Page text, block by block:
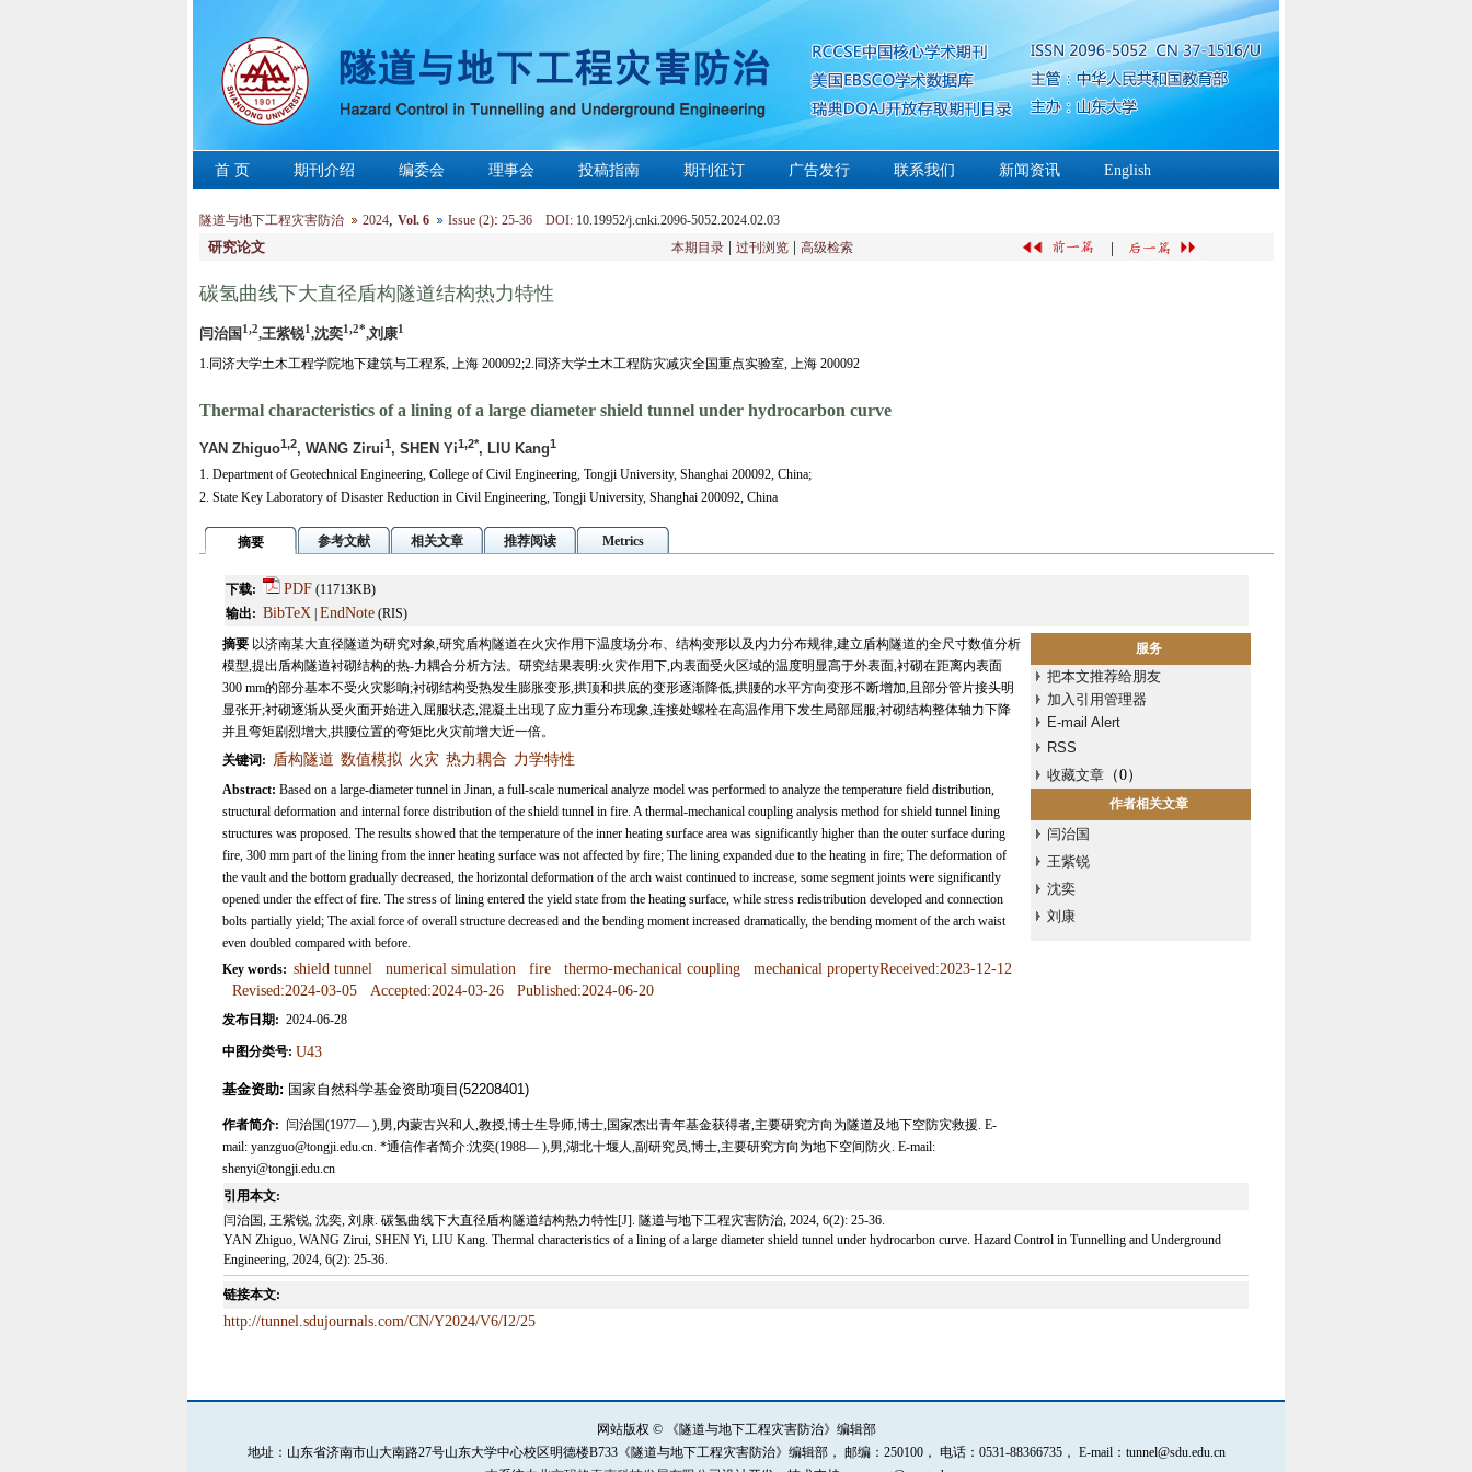
首 页 期刊介绍 编委会 理事会 投稿指南 期刊征订 广告发行 联系我们 新闻资讯 English
隧道与地下工程灾害防治 2024, Vol. 6 Issue (2): 25-36 DOI: 10.19952/j.cnki.2096-5052.2024.02.03
研究论文 本期目录 过刊浏览 高级检索
碳氢曲线下大直径盾构隧道结构热力特性
闫治国1,2,王紫锐1,沈奕1,2*,刘康1
1.同济大学土木工程学院地下建筑与工程系, 上海 200092;2.同济大学土木工程防灾减灾全国重点实验室, 上海 200092
Thermal characteristics of a lining of a large diameter shield tunnel under hydrocarbon curve
YAN Zhiguo1,2, WANG Zirui1, SHEN Yi1,2*, LIU Kang1
1. Department of Geotechnical Engineering, College of Civil Engineering, Tongji University, Shanghai 200092, China;
2. State Key Laboratory of Disaster Reduction in Civil Engineering, Tongji University, Shanghai 200092, China
摘要 参考文献 相关文章 推荐阅读 Metrics
下载: PDF(11713KB)
输出: BibTeX| EndNote(RIS)
摘要 以济南某大直径隧道为研究对象,研究盾构隧道在火灾作用下温度场分布、结构变形以及内力分布规律,建立盾构隧道的全尺寸数值分析
模型,提出盾构隧道衬砌结构的热-力耦合分析方法。研究结果表明:火灾作用下,内表面受火区域的温度明显高于外表面,衬砌在距离内表面
300 mm的部分基本不受火灾影响;衬砌结构受热发生膨胀变形,拱顶和拱底的变形逐渐降低,拱腰的水平方向变形不断增加,且部分管片接头明
显张开;衬砌逐渐从受火面开始进入屈服状态,混凝土出现了应力重分布现象,连接处螺栓在高温作用下发生局部屈服;衬砌结构整体轴力下降
并且弯矩剧烈增大,拱腰位置的弯矩比火灾前增大近一倍。
服务
把本文推荐给朋友
加入引用管理器
E-mail Alert
RSS
收藏文章（0）
作者相关文章
闫治国
王紫锐
沈奕
刘康
关键词: 盾构隧道 数值模拟 火灾 热力耦合 力学特性
Abstract: Based on a large-diameter tunnel in Jinan, a full-scale numerical analyze model was performed to analyze the temperature field distribution,
structural deformation and internal force distribution of the shield tunnel in fire. A thermal-mechanical coupling analysis method for shield tunnel lining
structures was proposed. The results showed that the temperature of the inner heating surface area was significantly higher than the outer surface during
fire, 300 mm part of the lining from the inner heating surface was not affected by fire; The lining expanded due to the heating in fire; The deformation of
the vault and the bottom gradually decreased, the horizontal deformation of the arch waist continued to increase, some segment joints were significantly
opened under the effect of fire. The stress of lining entered the yield state from the heating surface, while stress redistribution developed and connection
bolts partially yield; The axial force of overall structure decreased and the bending moment increased dramatically, the bending moment of the arch waist
even doubled compared with before.
Key words: shield tunnel numerical simulation fire thermo-mechanical coupling
mechanical propertyReceived:2023-12-12
Revised:2024-03-05
Accepted:2024-03-26 Published:2024-06-20
发布日期: 2024-06-28
中图分类号: U43
基金资助: 国家自然科学基金资助项目(52208401)
作者简介: 闫治国(1977— ),男,内蒙古兴和人,教授,博士生导师,博士,国家杰出青年基金获得者,主要研究方向为隧道及地下空防灾救援. E-
mail: yanzguo@tongji.edu.cn. *通信作者简介:沈奕(1988— ),男,湖北十堰人,副研究员,博士,主要研究方向为地下空间防火. E-mail:
shenyi@tongji.edu.cn
引用本文:
闫治国, 王紫锐, 沈奕, 刘康. 碳氢曲线下大直径盾构隧道结构热力特性[J]. 隧道与地下工程灾害防治, 2024, 6(2): 25-36.
YAN Zhiguo, WANG Zirui, SHEN Yi, LIU Kang. Thermal characteristics of a lining of a large diameter shield tunnel under hydrocarbon curve. Hazard Control in Tunnelling and Underground
Engineering, 2024, 6(2): 25-36.
链接本文:
http://tunnel.sdujournals.com/CN/Y2024/V6/I2/25
网站版权 © 《隧道与地下工程灾害防治》编辑部
地址：山东省济南市山大南路27号山东大学中心校区明德楼B733《隧道与地下工程灾害防治》编辑部， 邮编：250100， 电话：0531-88366735， E-mail：tunnel@sdu.edu.cn